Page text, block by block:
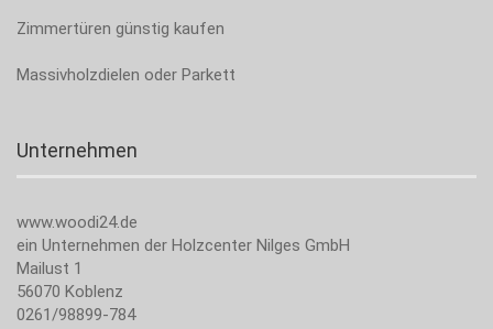
Zimmertüren günstig kaufen
Massivholzdielen oder Parkett
Unternehmen
www.woodi24.de
ein Unternehmen der Holzcenter Nilges GmbH
Mailust 1
56070 Koblenz
0261/98899-784